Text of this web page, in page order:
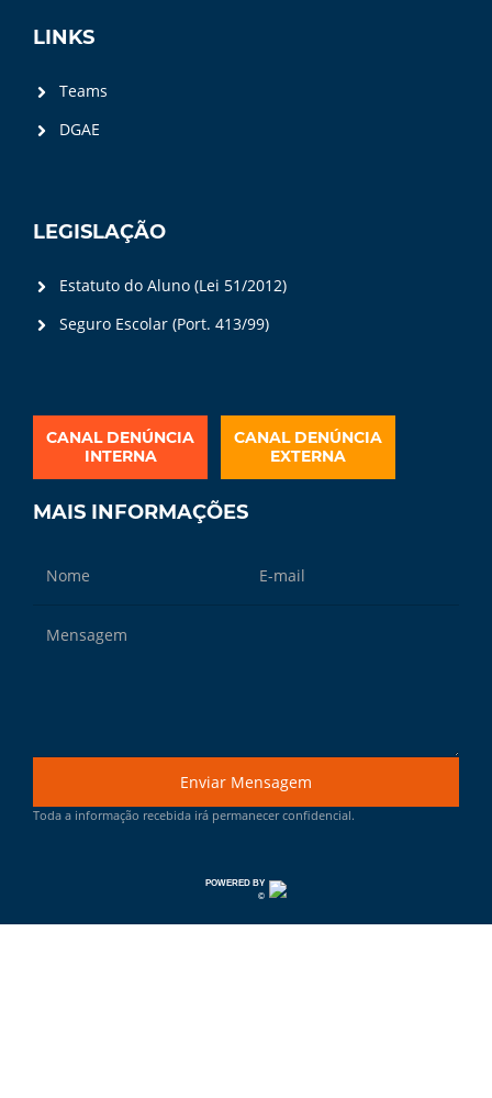
LINKS
Teams
DGAE
LEGISLAÇÃO
Estatuto do Aluno (Lei 51/2012)
Seguro Escolar (Port. 413/99)
CANAL DENÚNCIA
INTERNA
CANAL DENÚNCIA
EXTERNA
MAIS INFORMAÇÕES
Enviar Mensagem
Toda a informação recebida irá permanecer confidencial.
POWERED BY
©